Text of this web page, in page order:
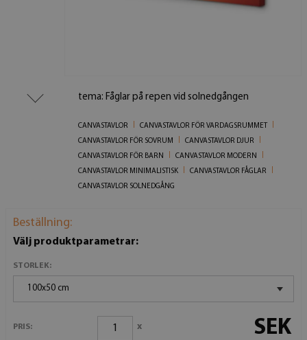
tema: Fåglar på repen vid solnedgången
CANVASTAVLOR
CANVASTAVLOR FÖR VARDAGSRUMMET
CANVASTAVLOR FÖR SOVRUM
CANVASTAVLOR DJUR
CANVASTAVLOR FÖR BARN
CANVASTAVLOR MODERN
CANVASTAVLOR MINIMALISTISK
CANVASTAVLOR FÅGLAR
CANVASTAVLOR SOLNEDGÅNG
Beställning:
Välj produktparametrar:
STORLEK:
100x50 cm
PRIS: x SEK